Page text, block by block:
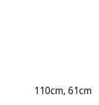
110cm, 61cm